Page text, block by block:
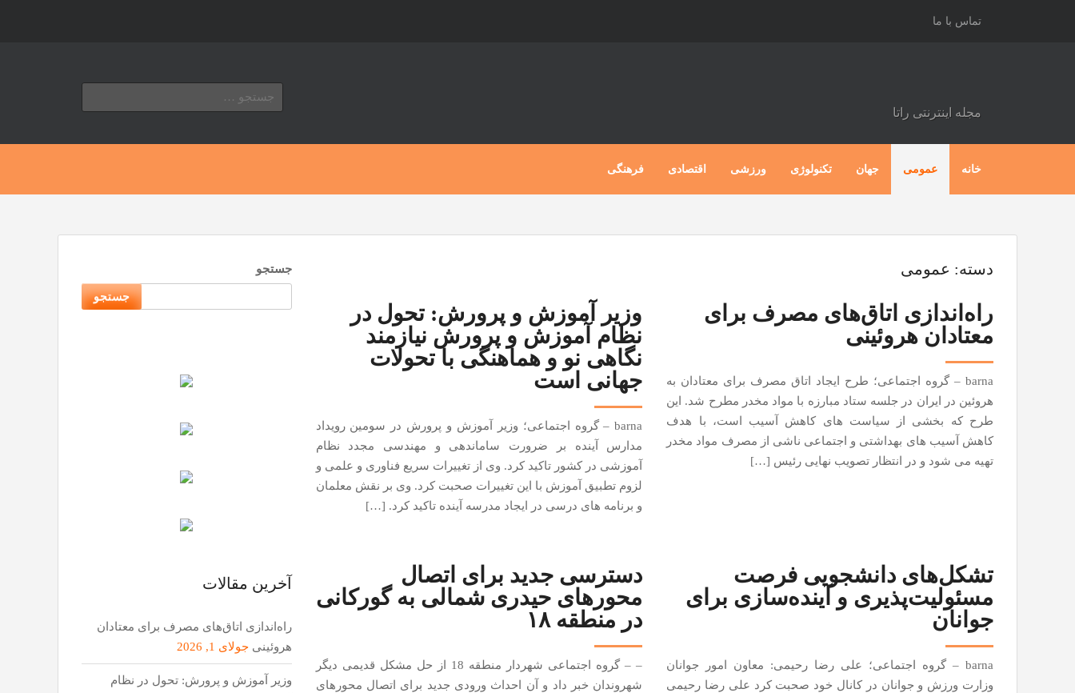
تماس با ما
مجله اینترنتی راتا
برای:
خانه عمومی جهان تکنولوژی ورزشی اقتصادی فرهنگی
دسته: عمومی
راه‌اندازی اتاق‌های مصرف برای
معتادان هروئینی
barna – گروه اجتماعی؛ طرح ایجاد اتاق مصرف برای معتادان به
هروئین در ایران در جلسه ستاد مبارزه با مواد مخدر مطرح شد. این
طرح که بخشی از سیاست های کاهش آسیب است، با هدف
کاهش آسیب های بهداشتی و اجتماعی ناشی از مصرف مواد مخدر
تهیه می شود و در انتظار تصویب نهایی رئیس […]
وزیر آموزش و پرورش: تحول در
نظام آموزش و پرورش نیازمند
نگاهی نو و هماهنگی با تحولات
جهانی است
barna – گروه اجتماعی؛ وزیر آموزش و پرورش در سومین رویداد
مدارس آینده بر ضرورت ساماندهی و مهندسی مجدد نظام
آموزشی در کشور تاکید کرد. وی از تغییرات سریع فناوری و علمی و
لزوم تطبیق آموزش با این تغییرات صحبت کرد. وی بر نقش معلمان
و برنامه های درسی در ایجاد مدرسه آینده تاکید کرد. […]
تشکل‌های دانشجویی فرصت
مسئولیت‌پذیری و آینده‌سازی برای
جوانان
barna – گروه اجتماعی؛ علی رضا رحیمی: معاون امور جوانان
وزارت ورزش و جوانان در کانال خود صحبت کرد علی رضا رحیمی
دسترسی جدید برای اتصال
محور‌های حیدری شمالی به گورکانی
در منطقه ۱۸
– – گروه اجتماعی شهردار منطقه 18 از حل مشکل قدیمی دیگر
شهروندان خبر داد و آن احداث ورودی جدید برای اتصال محورهای
جستجو
جستجو
آخرین مقالات
راه‌اندازی اتاق‌های مصرف برای معتادان
هروئینی جولای 1, 2026
وزیر آموزش و پرورش: تحول در نظام